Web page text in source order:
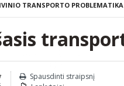
TRANSPORTO PROBLEMATIKA
Spausdinti straipsnį